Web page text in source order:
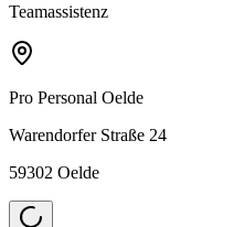
Teamassistenz
Pro Personal Oelde
Warendorfer Straße 24
59302 Oelde